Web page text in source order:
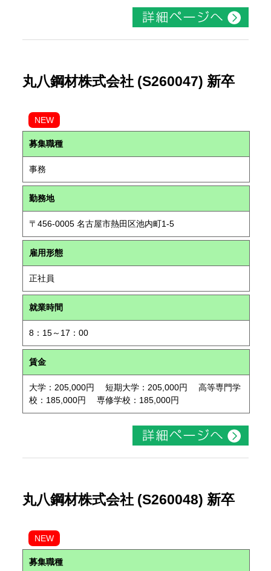
丸八鋼材株式会社 (S260047) 新卒
NEW
募集職種
事務
勤務地
〒456-0005 名古屋市熱田区池内町1-5
雇用形態
正社員
就業時間
8：15～17：00
賃金
大学：205,000円 短期大学：205,000円 高等専門学
校：185,000円 専修学校：185,000円
丸八鋼材株式会社 (S260048) 新卒
NEW
募集職種